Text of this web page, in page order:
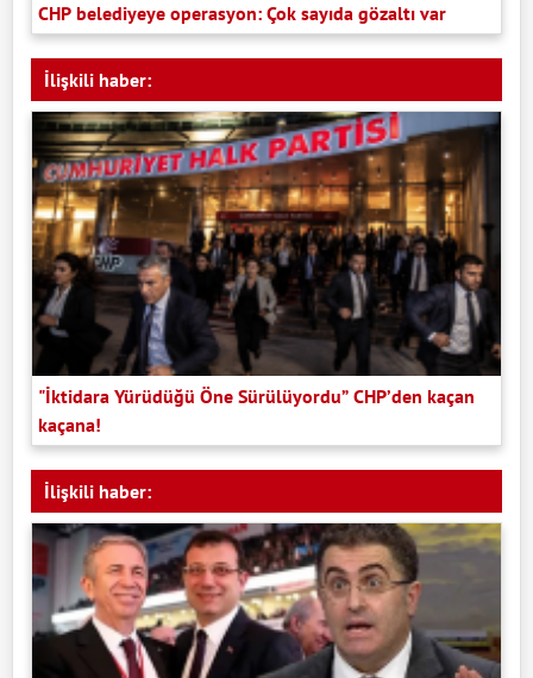
CHP belediyeye operasyon: Çok sayıda gözaltı var
İlişkili haber:
"İktidara Yürüdüğü Öne Sürülüyordu” CHP’den kaçan
kaçana!
İlişkili haber: